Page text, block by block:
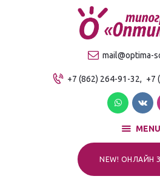
mail@optima-
+7 (862) 264-91-32, +7
MENU
NEW! ОНЛАЙН
Качественная
О компании
Продукция
Услуги
Прайс-лист
Для клиентов